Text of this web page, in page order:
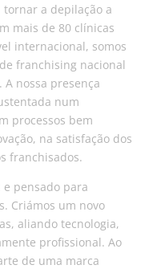
tornar a depilação a
mais de 80 clínicas
internacional, somos
franchising nacional
nossa presença
num
processos bem
na satisfação dos
franchisados.
e pensado para
Criámos um novo
aliando tecnologia,
profissional. Ao
de uma marca